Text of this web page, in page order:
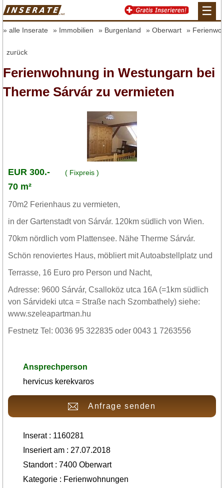
☰
alle Inserate Immobilien Burgenland Oberwart
zurück
Ferienwohnung in Westungarn bei
Therme Sárvár zu vermieten
EUR 300.- ( Fixpreis )
70 m²
70m2 Ferienhaus zu vermieten,
in der Gartenstadt von Sárvár. 120km südlich von Wien.
70km nördlich vom Plattensee. Nähe Therme Sárvár.
Schön renoviertes Haus, möbliert mit Autoabstellplatz und
Terrasse, 16 Euro pro Person und Nacht,
Adresse: 9600 Sárvár, Csalloköz utca 16A (=1km südlich
von Sárvideki utca = Straße nach Szombathely) siehe:
www.szeleapartman.hu
Festnetz Tel: 0036 95 322835 oder 0043 1 7263556
Ansprechperson
hervicus kerekvaros
Anfrage senden
Inserat : 1160281
Inseriert am : 27.07.2018
Standort : 7400 Oberwart
Kategorie : Ferienwohnungen